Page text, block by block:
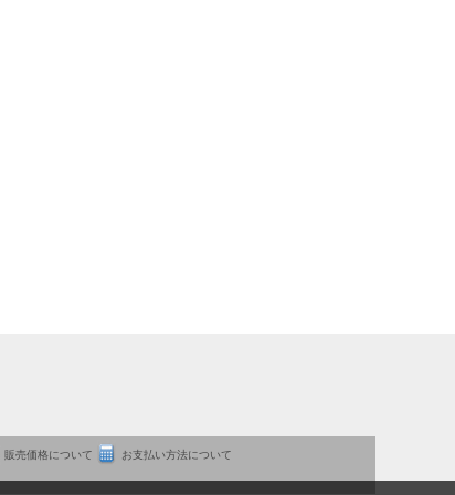
販売価格について
お支払い方法について